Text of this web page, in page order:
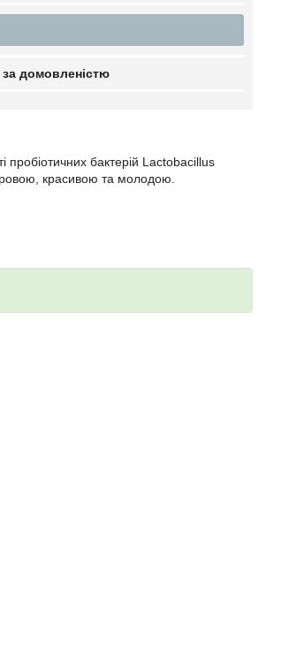
за домовленістю
бактерій Lactobacillus
красивою та молодою.